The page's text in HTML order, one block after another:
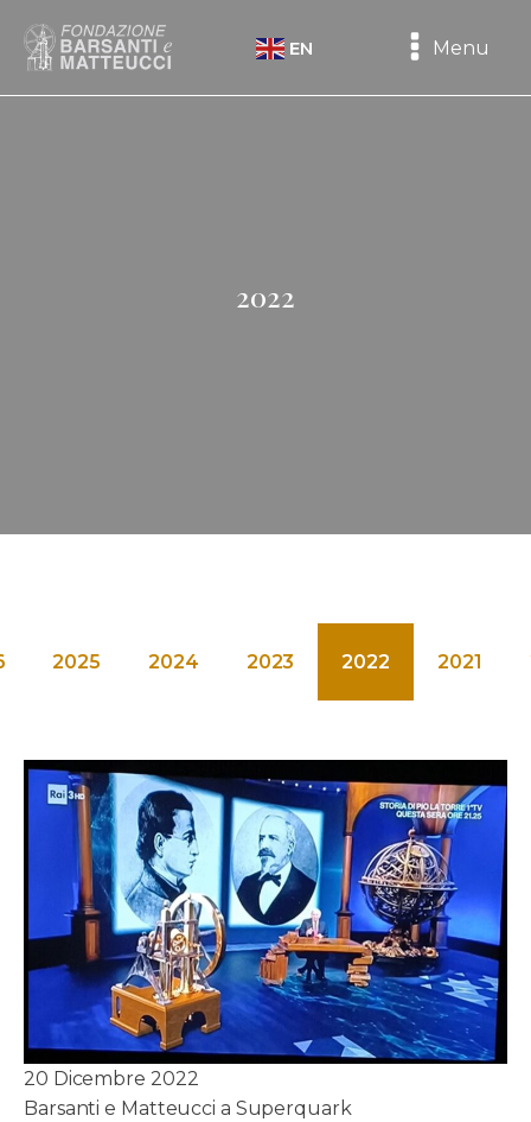
EN Menu
2022
2025 2024 2023 2022 2021
20 Dicembre 2022
Barsanti e Matteucci a Superquark